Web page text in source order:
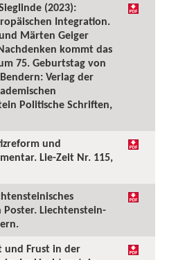
(2023):
Integration.
Märten Geiger
kommt das
75. Geburtstag von
Verlag der
Politische Schriften,
und
Lie-Zeit Nr. 115,
Poster. Liechtenstein-
und Frust in der